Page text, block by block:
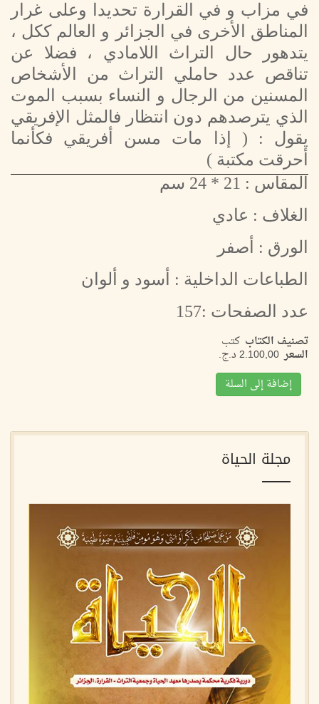
في مزاب و في القرارة تحديدا وعلى غرار
المناطق الأخرى في الجزائر و العالم ككل ،
يتدهور حال التراث اللامادي ، فضلا عن
تناقص عدد حاملي التراث من الأشخاص
المسنين من الرجال و النساء بسبب الموت
الذي يترصدهم دون انتظار فالمثل الإفريقي
يقول : ( إذا مات مسن أفريقي فكأنما
أحرقت مكتبة )
المقاس : 21 * 24 سم
الغلاف : عادي
الورق : أصفر
الطباعات الداخلية : أسود و ألوان
عدد الصفحات :157
تصنيف الكتاب كتب
السعر
إضافة إلى السلة
مجلة الحياة